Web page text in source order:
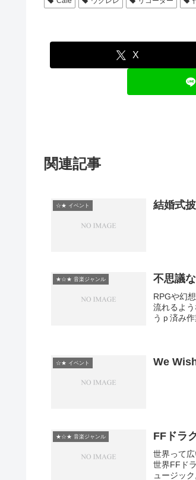
X
関連記事
☆★ イベント 結婚式
★☆★ 音楽ジャンル 不思議
RPGや幻
流れるよ
うｐ済み
☆★ イベント We
★☆★ 音楽ジャンル FFドラ
世界って
世界FFド
ュージッ